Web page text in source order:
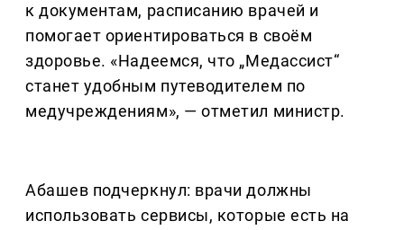
к документам, расписанию врачей и
помогает ориентироваться в своём
здоровье. «Надеемся, что „Медассист“
станет удобным путеводителем по
медучреждениям», — отметил министр.
Абашев подчеркнул: врачи должны
использовать сервисы, которые есть на